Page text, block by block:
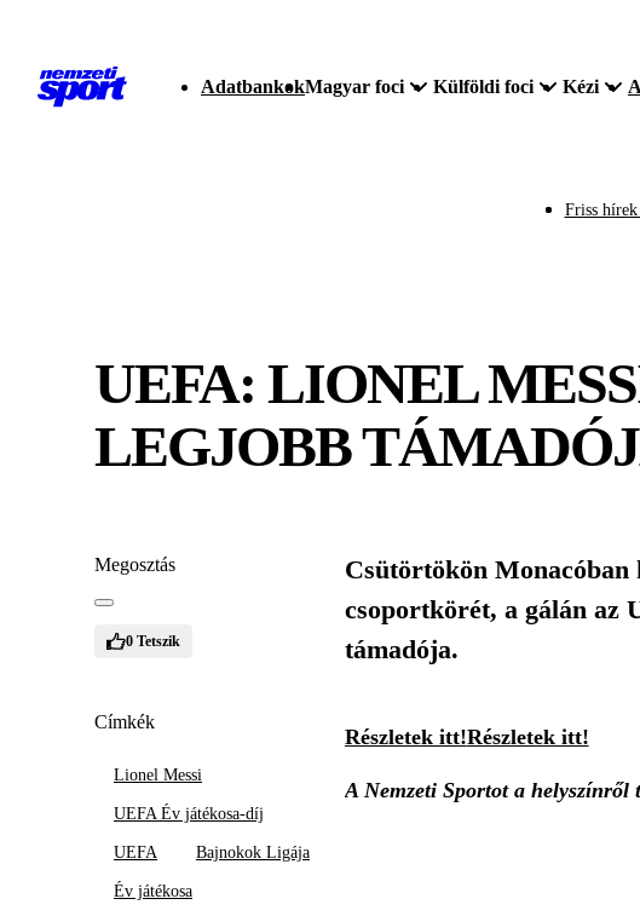
AdatbankokMagyar foci Külföldi foci Kézi
Friss hírek
UEFA: LIONEL
LEGJOBB
Megosztás
0 Tetszik
Címkék
Lionel Messi
UEFA Év játékosa-díj
UEFA Bajnokok Ligája
Év játékosa
Csütörtökön Monacóban
csoportkörét, a gálán az
támadója.
Részletek itt!Részletek itt!
A Nemzeti Sportot a helyszínről